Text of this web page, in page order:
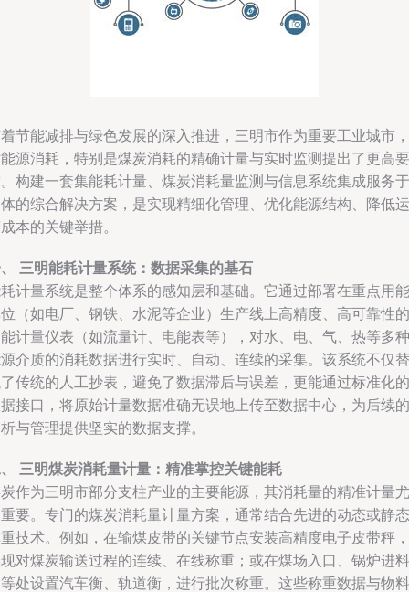
节能减排与绿色发展的深入推进，三明市作为重要工业城市，
源消耗，特别是煤炭消耗的精确计量与实时监测提出了更高要
构建一套集能耗计量、煤炭消耗量监测与信息系统集成服务于
的综合解决方案，是实现精细化管理、优化能源结构、降低运
本的关键举措。
三明能耗计量系统：数据采集的基石
计量系统是整个体系的感知层和基础。它通过部署在重点用能
（如电厂、钢铁、水泥等企业）生产线上高精度、高可靠性的
计量仪表（如流量计、电能表等），对水、电、气、热等多种
介质的消耗数据进行实时、自动、连续的采集。该系统不仅替
传统的人工抄表，避免了数据滞后与误差，更能通过标准化的
接口，将原始计量数据准确无误地上传至数据中心，为后续的
与管理提供坚实的数据支撑。
三明煤炭消耗量计量：精准掌控关键能耗
作为三明市部分支柱产业的主要能源，其消耗量的精准计量尤
要。专门的煤炭消耗量计量方案，通常结合先进的动态或静态
技术。例如，在输煤皮带的关键节点安装高精度电子皮带秤，
对煤炭输送过程的连续、在线称重；或在煤场入口、锅炉进料
处设置汽车衡、轨道衡，进行批次称重。这些称重数据与物料